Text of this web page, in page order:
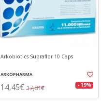
Arkobiotics Supraflor 10 Caps
ARKOPHARMA
14,45€ 17,81€ - 19%